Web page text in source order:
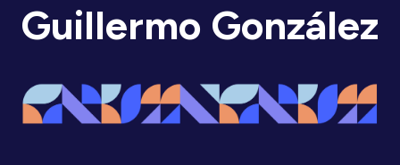
Guillermo González